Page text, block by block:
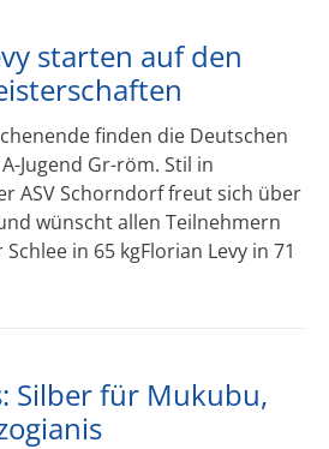
starten auf den
finden die Deutschen
Jugend Gr-röm. Stil in
ASV Schorndorf freut sich über
wünscht allen Teilnehmern
in 65 kgFlorian Levy in 71
Silber für Mukubu,